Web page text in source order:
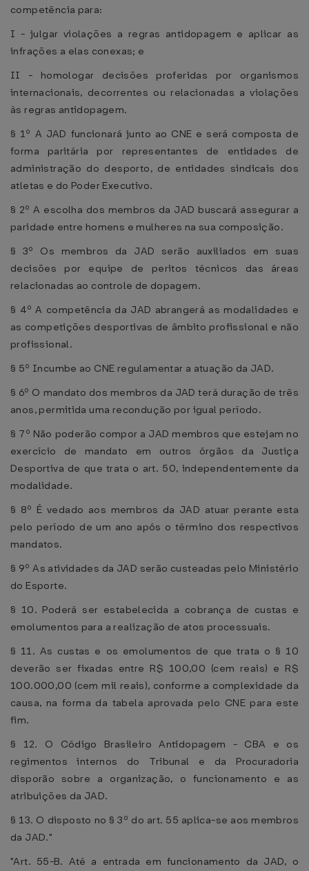
competência para:
I - julgar violações a regras antidopagem e aplicar as
infrações a elas conexas; e
II - homologar decisões proferidas por organismos
internacionais, decorrentes ou relacionadas a violações
às regras antidopagem.
§ 1º A JAD funcionará junto ao CNE e será composta de
forma paritária por representantes de entidades de
administração do desporto, de entidades sindicais dos
atletas e do Poder Executivo.
§ 2º A escolha dos membros da JAD buscará assegurar a
paridade entre homens e mulheres na sua composição.
§ 3º Os membros da JAD serão auxiliados em suas
decisões por equipe de peritos técnicos das áreas
relacionadas ao controle de dopagem.
§ 4º A competência da JAD abrangerá as modalidades e
as competições desportivas de âmbito profissional e não
profissional.
§ 5º Incumbe ao CNE regulamentar a atuação da JAD.
§ 6º O mandato dos membros da JAD terá duração de três
anos, permitida uma recondução por igual período.
§ 7º Não poderão compor a JAD membros que estejam no
exercício de mandato em outros órgãos da Justiça
Desportiva de que trata o art. 50, independentemente da
modalidade.
§ 8º É vedado aos membros da JAD atuar perante esta
pelo período de um ano após o término dos respectivos
mandatos.
§ 9º As atividades da JAD serão custeadas pelo Ministério
do Esporte.
§ 10. Poderá ser estabelecida a cobrança de custas e
emolumentos para a realização de atos processuais.
§ 11. As custas e os emolumentos de que trata o § 10
deverão ser fixadas entre R$ 100,00 (cem reais) e R$
100.000,00 (cem mil reais), conforme a complexidade da
causa, na forma da tabela aprovada pelo CNE para este
fim.
§ 12. O Código Brasileiro Antidopagem - CBA e os
regimentos internos do Tribunal e da Procuradoria
disporão sobre a organização, o funcionamento e as
atribuições da JAD.
§ 13. O disposto no § 3º do art. 55 aplica-se aos membros
da JAD."
"Art. 55-B. Até a entrada em funcionamento da JAD, o